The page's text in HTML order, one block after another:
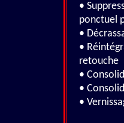
•
ponctuel
•
•
retouche
•
•
•